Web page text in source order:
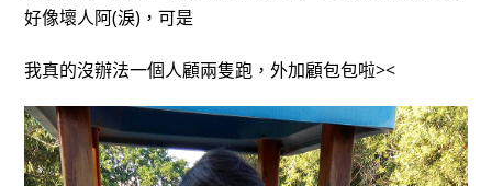
好像壞人阿(淚)，可是
我真的沒辦法一個人顧兩隻跑，外加顧包包啦><